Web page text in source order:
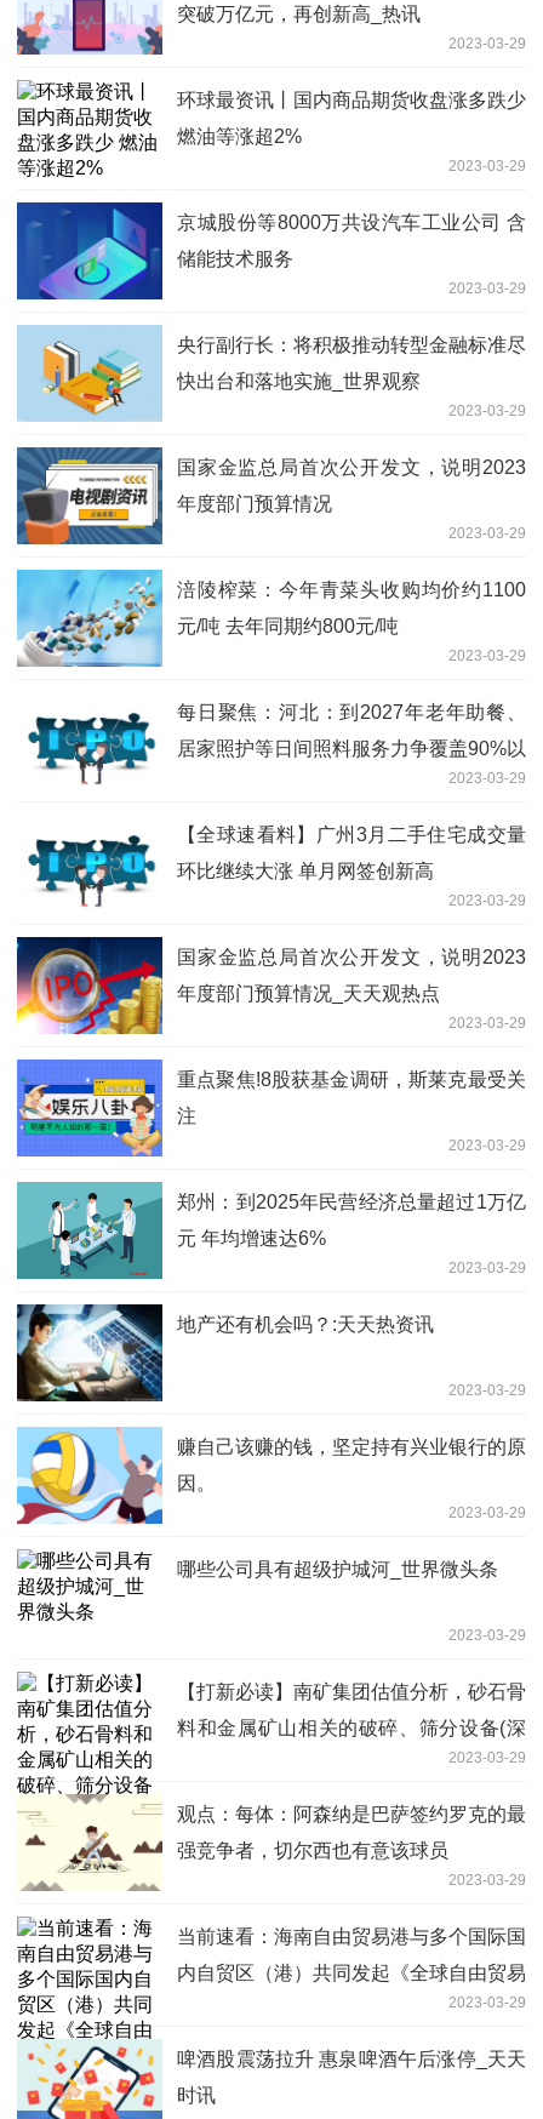
突破万亿元，再创新高_热讯
2023-03-29
环球最资讯丨国内商品期货收盘涨多跌少
燃油等涨超2%
2023-03-29
京城股份等8000万共设汽车工业公司 含
储能技术服务
2023-03-29
央行副行长：将积极推动转型金融标准尽
快出台和落地实施_世界观察
2023-03-29
国家金监总局首次公开发文，说明2023
年度部门预算情况
2023-03-29
涪陵榨菜：今年青菜头收购均价约1100
元/吨 去年同期约800元/吨
2023-03-29
每日聚焦：河北：到2027年老年助餐、
居家照护等日间照料服务力争覆盖90%以
2023-03-29
【全球速看料】广州3月二手住宅成交量
环比继续大涨 单月网签创新高
2023-03-29
国家金监总局首次公开发文，说明2023
年度部门预算情况_天天观热点
2023-03-29
重点聚焦!8股获基金调研，斯莱克最受关
注
2023-03-29
郑州：到2025年民营经济总量超过1万亿
元 年均增速达6%
2023-03-29
地产还有机会吗？:天天热资讯
2023-03-29
赚自己该赚的钱，坚定持有兴业银行的原
因。
2023-03-29
哪些公司具有超级护城河_世界微头条
2023-03-29
【打新必读】南矿集团估值分析，砂石骨
料和金属矿山相关的破碎、筛分设备(深
2023-03-29
观点：每体：阿森纳是巴萨签约罗克的最
强竞争者，切尔西也有意该球员
2023-03-29
当前速看：海南自由贸易港与多个国际国
内自贸区（港）共同发起《全球自由贸易
2023-03-29
啤酒股震荡拉升 惠泉啤酒午后涨停_天天
时讯